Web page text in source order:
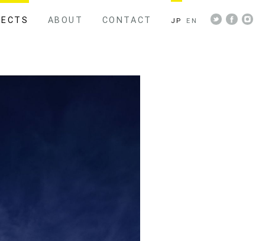
ABOUT CONTACT JP EN